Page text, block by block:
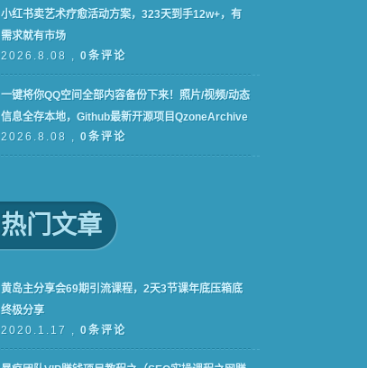
小红书卖艺术疗愈活动方案，323天到手12w+，有
需求就有市场
2026.8.08 , 0条评论
一键将你QQ空间全部内容备份下来！照片/视频/动态
信息全存本地，Github最新开源项目QzoneArchive
2026.8.08 , 0条评论
热门文章
黄岛主分享会69期引流课程，2天3节课年底压箱底
终极分享
2020.1.17 , 0条评论